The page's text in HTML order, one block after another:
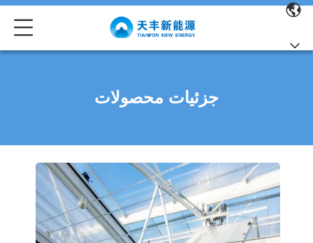
جزئیات محصولات